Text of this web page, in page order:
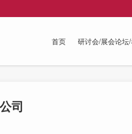
首页 研讨会/展会论坛
司